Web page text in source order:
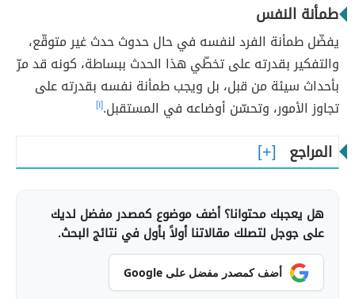
طمأنة النفس
يفضّل طمأنة الفرد لنفسه في حال حدوث حدث غير متوقّع،
والتفكير بقدرته على تخطّي هذا الحدث ببساطة، كونه قد مرّ
بأحداث سيئة من قبل، بل ويجب طمأنة نفسه بقدرته على
تجاوز الأمور، وتحسّن أوضاعه في المستقبل.[١]
المراجع
هل يعجبك محتوانا؟ أضف موضوع كمصدر مفضل لديك
على جوجل لتصلك مقالاتنا أولاً بأول في نتائج البحث.
أضف كمصدر مفضل على Google